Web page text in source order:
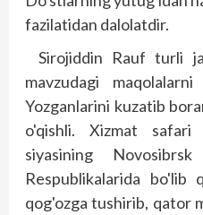
fazilatidan dalolatdir.
Sirojiddin Rauf turli
mavzudagi
Yozganlarini kuzatib
o'qishli. Xizmat
siyasining
Respub­likalarida bo'lib
qog'ozga tushirib, qator